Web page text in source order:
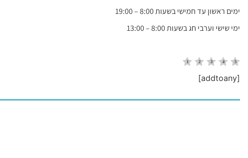
ימים ראשון עד חמישי בשעות 8:00 – 19:00
ימי שישי וערבי חג בשעות 8:00 – 13:00
[addtoany]